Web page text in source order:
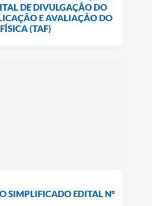
DE DIVULGAÇÃO DO
E AVALIAÇÃO DO
(TAF)
SIMPLIFICADO EDITAL N°